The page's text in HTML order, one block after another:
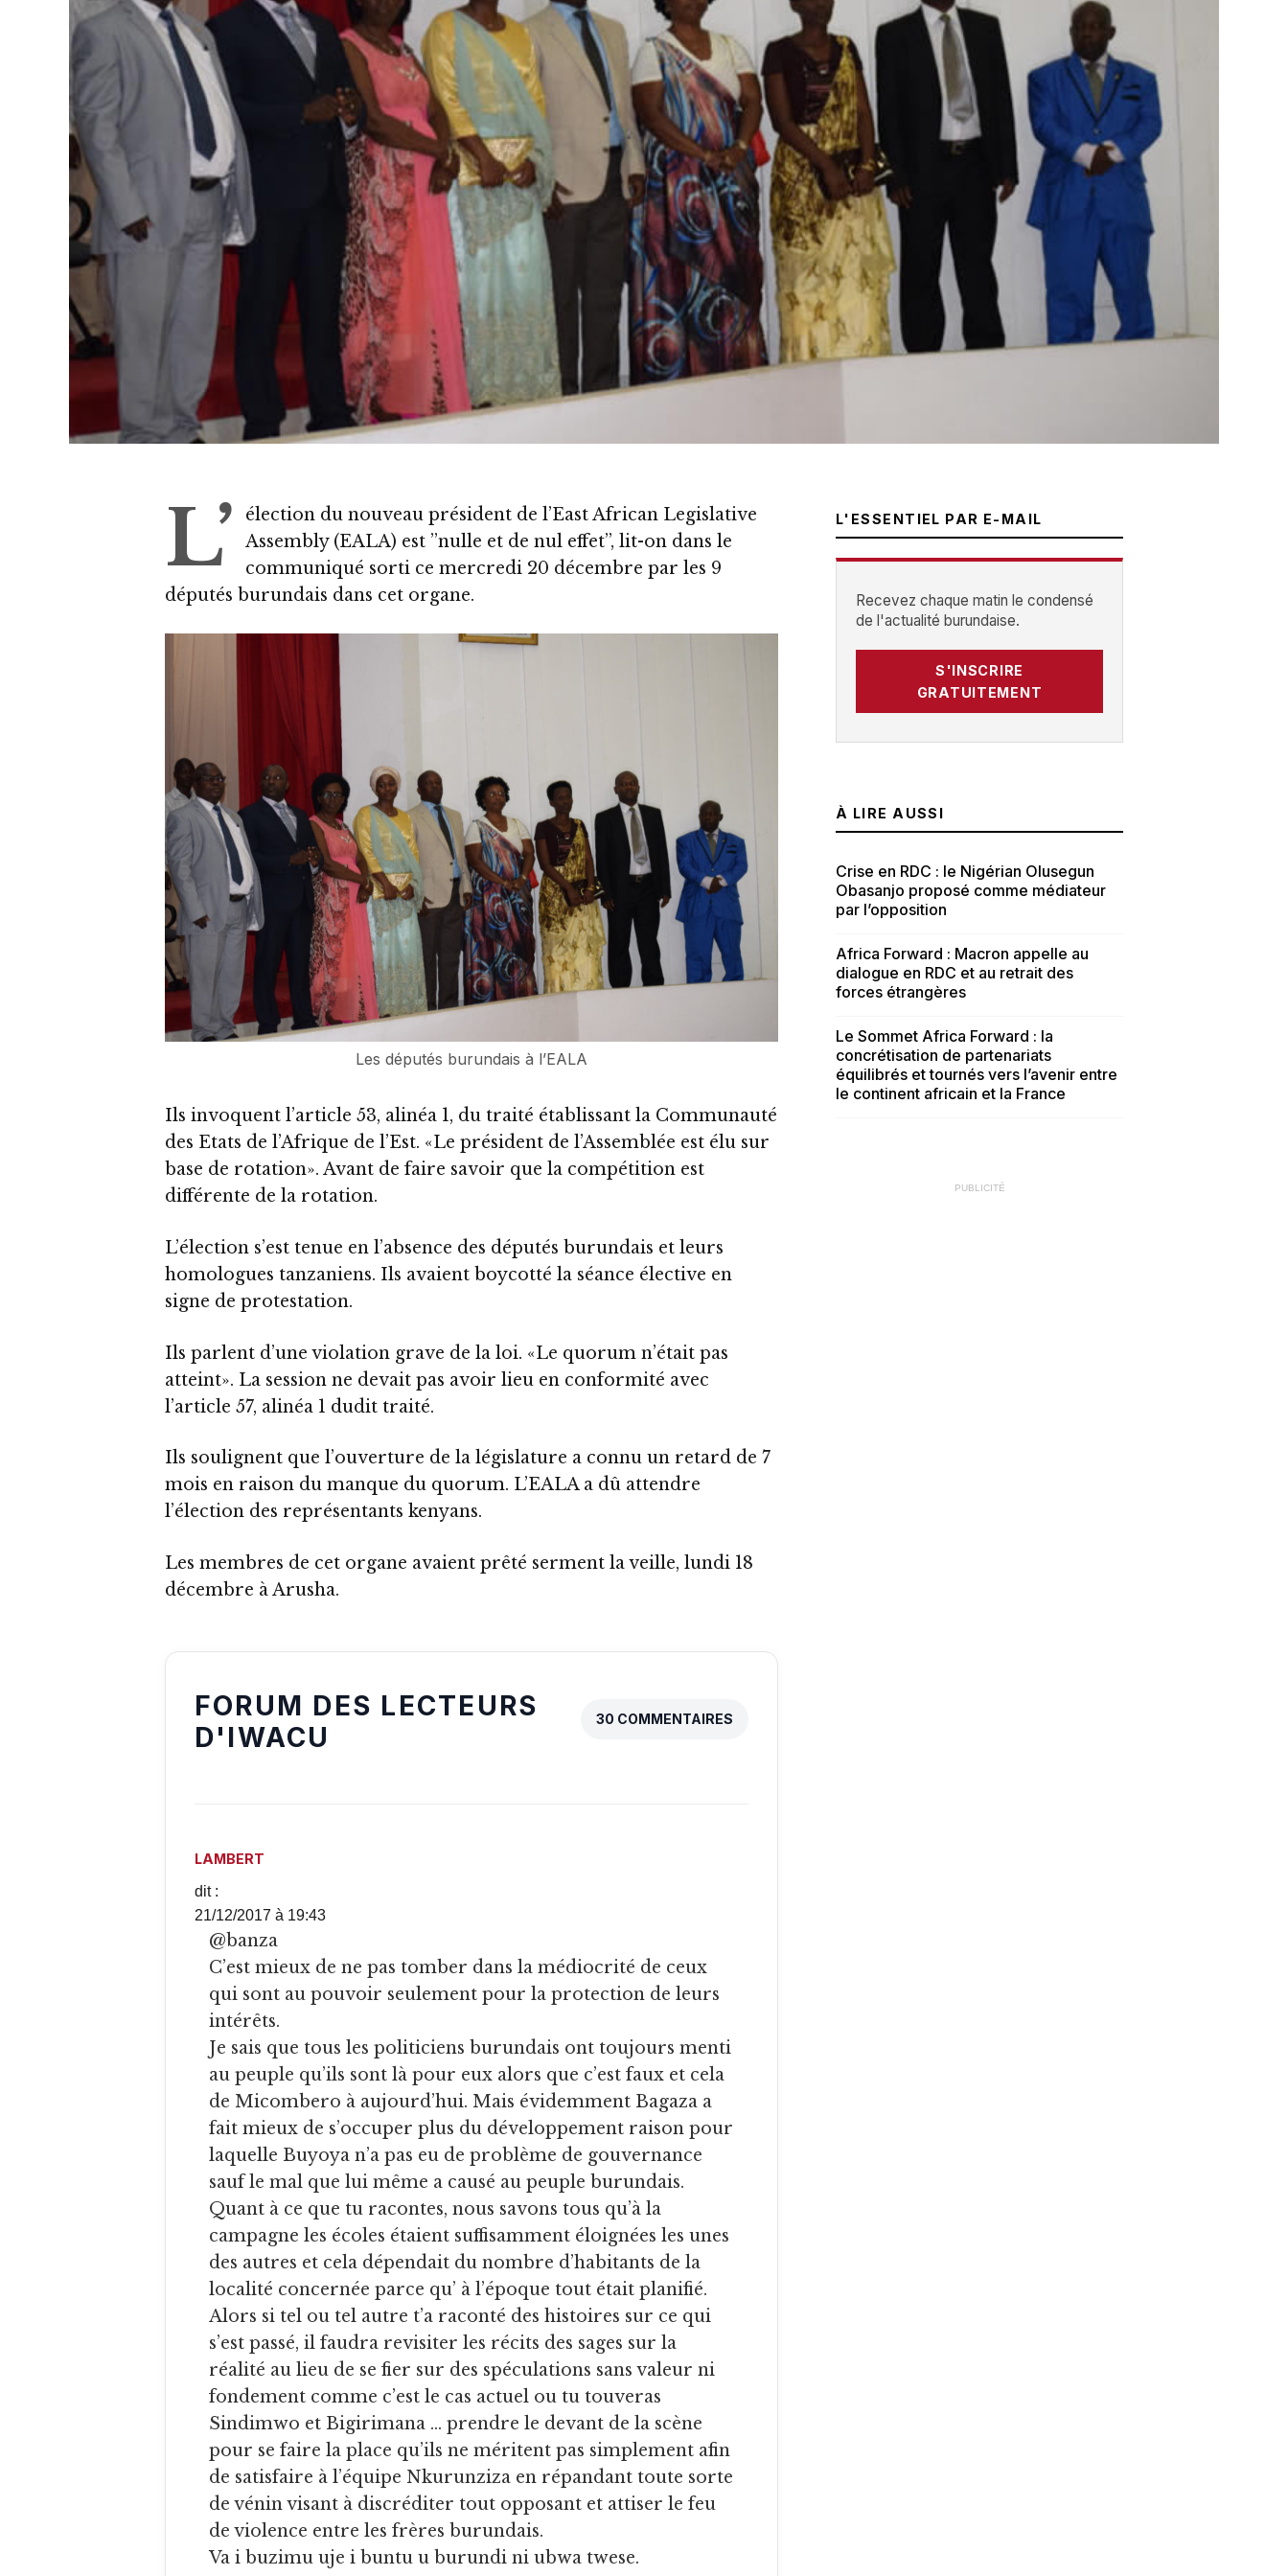
L’
élection du nouveau président de l’East African Legislative
Assembly (EALA) est ’’nulle et de nul effet’’, lit-on dans le
communiqué sorti ce mercredi 20 décembre par les 9
députés burundais dans cet organe.
Les députés burundais à l’EALA
Ils invoquent l’article 53, alinéa 1, du traité établissant la Communauté
des Etats de l’Afrique de l’Est. «Le président de l’Assemblée est élu sur
base de rotation». Avant de faire savoir que la compétition est
différente de la rotation.
L’élection s’est tenue en l’absence des députés burundais et leurs
homologues tanzaniens. Ils avaient boycotté la séance élective en
signe de protestation.
Ils parlent d’une violation grave de la loi. «Le quorum n’était pas
atteint». La session ne devait pas avoir lieu en conformité avec
l’article 57, alinéa 1 dudit traité.
Ils soulignent que l’ouverture de la législature a connu un retard de 7
mois en raison du manque du quorum. L’EALA a dû attendre
l’élection des représentants kenyans.
Les membres de cet organe avaient prêté serment la veille, lundi 18
décembre à Arusha.
FORUM DES LECTEURS
D'IWACU
30 COMMENTAIRES
LAMBERT
dit :
21/12/2017 à 19:43
@banza
C’est mieux de ne pas tomber dans la médiocrité de ceux
qui sont au pouvoir seulement pour la protection de leurs
intérêts.
Je sais que tous les politiciens burundais ont toujours menti
au peuple qu’ils sont là pour eux alors que c’est faux et cela
de Micombero à aujourd’hui. Mais évidemment Bagaza a
fait mieux de s’occuper plus du développement raison pour
laquelle Buyoya n’a pas eu de problème de gouvernance
sauf le mal que lui même a causé au peuple burundais.
Quant à ce que tu racontes, nous savons tous qu’à la
campagne les écoles étaient suffisamment éloignées les unes
des autres et cela dépendait du nombre d’habitants de la
localité concernée parce qu’ à l’époque tout était planifié.
Alors si tel ou tel autre t’a raconté des histoires sur ce qui
s’est passé, il faudra revisiter les récits des sages sur la
réalité au lieu de se fier sur des spéculations sans valeur ni
fondement comme c’est le cas actuel ou tu touveras
Sindimwo et Bigirimana … prendre le devant de la scène
pour se faire la place qu’ils ne méritent pas simplement afin
de satisfaire à l’équipe Nkurunziza en répandant toute sorte
de vénin visant à discréditer tout opposant et attiser le feu
de violence entre les frères burundais.
Va i buzimu uje i buntu u burundi ni ubwa twese.
L'ESSENTIEL PAR E-MAIL
Recevez chaque matin le condensé
de l'actualité burundaise.
S'INSCRIRE
GRATUITEMENT
À LIRE AUSSI
Crise en RDC : le Nigérian Olusegun
Obasanjo proposé comme médiateur
par l’opposition
Africa Forward : Macron appelle au
dialogue en RDC et au retrait des
forces étrangères
Le Sommet Africa Forward : la
concrétisation de partenariats
équilibrés et tournés vers l’avenir entre
le continent africain et la France
PUBLICITÉ